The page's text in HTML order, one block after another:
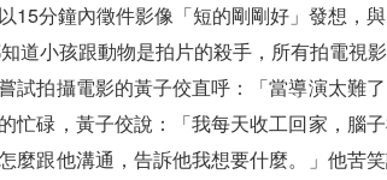
15分鐘內徵件影像「短的剛剛好」發想，
道小孩跟動物是拍片的殺手，所有拍電視
試拍攝電影的黃子佼直呼：「當導演太難
忙碌，黃子佼說：「我每天收工回家，腦
麼跟他溝通，告訴他我想要什麼。」他苦